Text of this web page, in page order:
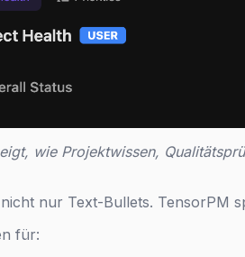
wie Projektwissen,
nur Text-Bullets. TensorPM
für: